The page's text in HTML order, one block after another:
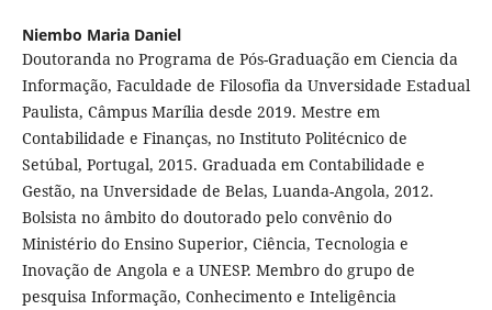
Niembo Maria Daniel
Doutoranda no Programa de Pós-Graduação em Ciencia da
Informação, Faculdade de Filosofia da Unversidade Estadual
Paulista, Câmpus Marília desde 2019. Mestre em
Contabilidade e Finanças, no Instituto Politécnico de
Setúbal, Portugal, 2015. Graduada em Contabilidade e
Gestão, na Unversidade de Belas, Luanda-Angola, 2012.
Bolsista no âmbito do doutorado pelo convênio do
Ministério do Ensino Superior, Ciência, Tecnologia e
Inovação de Angola e a UNESP. Membro do grupo de
pesquisa Informação, Conhecimento e Inteligência